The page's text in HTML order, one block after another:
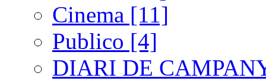
Cinema [11]
Publico [4]
DIARI DE